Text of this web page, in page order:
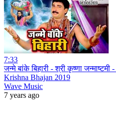
7:33
जन्मे बांके बिहारी - श्री कृष्णा
Krishna Bhajan 2019
Wave Music
7 years ago